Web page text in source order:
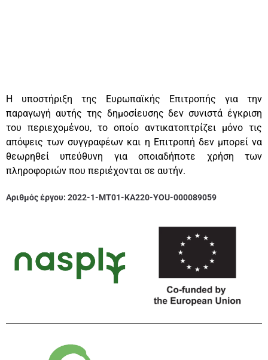
Η υποστήριξη της Ευρωπαϊκής Επιτροπής για την
παραγωγή αυτής της δημοσίευσης δεν συνιστά έγκριση
του περιεχομένου, το οποίο αντικατοπτρίζει μόνο τις
απόψεις των συγγραφέων και η Επιτροπή δεν μπορεί να
θεωρηθεί υπεύθυνη για οποιαδήποτε χρήση των
πληροφοριών που περιέχονται σε αυτήν.
Αριθμός έργου: 2022-1-MT01-KA220-YOU-000089059